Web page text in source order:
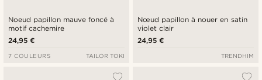
Noeud papillon mauve foncé à
motif cachemire
24,95 €
7 COULEURS TAILOR TOKI
Nœud papillon à nouer en satin
violet clair
24,95 €
TRENDHIM